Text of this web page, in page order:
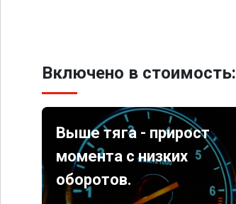
Включено в стоимость:
Выше тяга - прирост
момента с низких
оборотов.